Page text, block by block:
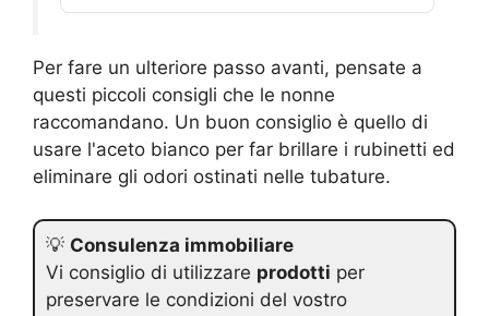
Per fare un ulteriore passo avanti, pensate a
questi piccoli consigli che le nonne
raccomandano. Un buon consiglio è quello di
usare l'aceto bianco per far brillare i rubinetti ed
eliminare gli odori ostinati nelle tubature.
💡 Consulenza immobiliare
Vi consiglio di utilizzare prodotti per
preservare le condizioni del vostro